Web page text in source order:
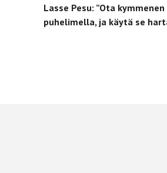
Lasse Pesu: ”Ota
puhelimella, ja käytä se